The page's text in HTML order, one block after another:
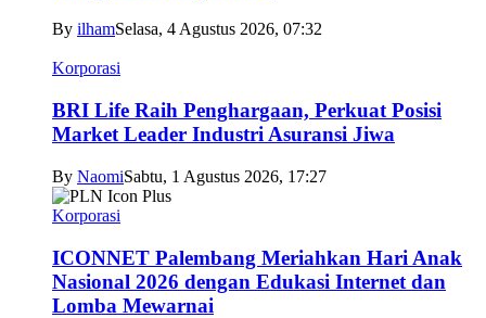
By ilhamSelasa, 4 Agustus 2026, 07:32
Korporasi
BRI Life Raih Penghargaan, Perkuat Posisi
Market Leader Industri Asuransi Jiwa
By NaomiSabtu, 1 Agustus 2026, 17:27
Korporasi
ICONNET Palembang Meriahkan Hari Anak
Nasional 2026 dengan Edukasi Internet dan
Lomba Mewarnai